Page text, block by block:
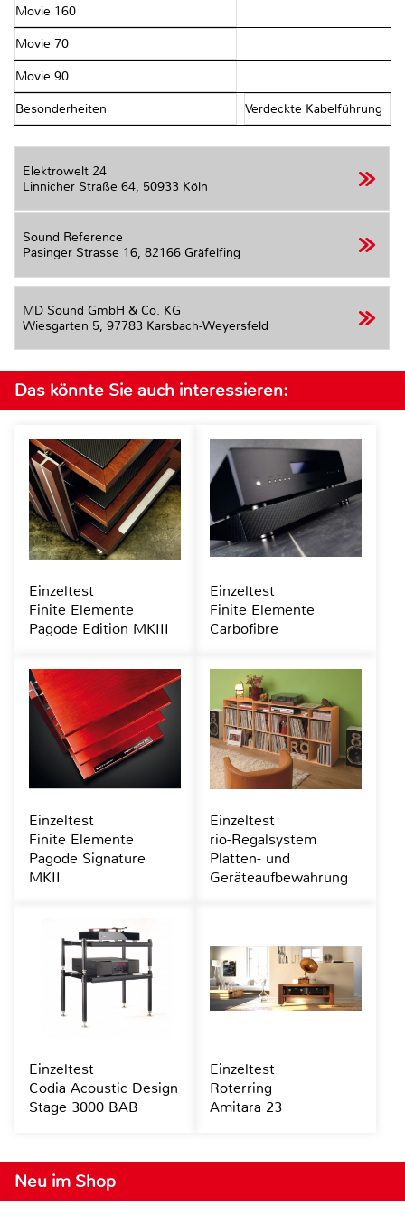
Movie 160
Movie 70
Movie 90
Besonderheiten Verdeckte Kabelführung
Elektrowelt 24
Linnicher Straße 64, 50933 Köln
Sound Reference
Pasinger Strasse 16, 82166 Gräfelfing
MD Sound GmbH & Co. KG
Wiesgarten 5, 97783 Karsbach-Weyersfeld
Neu im Shop
Das könnte Sie auch interessieren:
Einzeltest
Finite Elemente
Pagode Edition MKIII
Einzeltest
Finite Elemente
Carbofibre
Einzeltest
Finite Elemente
Pagode Signature
MKII
Einzeltest
rio-Regalsystem
Platten- und
Geräteaufbewahrung
Einzeltest
Codia Acoustic Design
Stage 3000 BAB
Einzeltest
Roterring
Amitara 23